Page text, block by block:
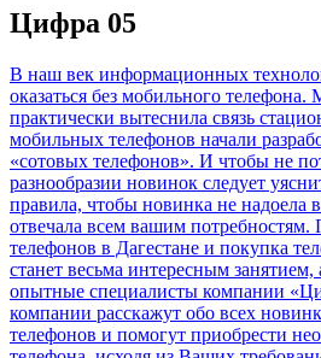
Цифра 05
В наш век информационных
оказаться без мобильного телефона.
практически вытеснила связь
мобильных телефонов начали
«сотовых телефонов». И чтобы не
разнообразии новинок следует
правила, чтобы новинка не надоела
отвечала всем вашим
телефонов в Дагестане и покупка
станет весьма интересным
опытные специалисты компании
компании расскажут обо всех
телефонов и помогут приобрести